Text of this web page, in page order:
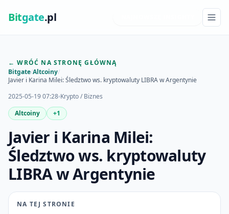
Bitgate.pl
← WRÓĆ NA STRONĘ GŁÓWNĄ
Bitgate/Altcoiny/
Javier i Karina Milei: Śledztwo ws. kryptowaluty LIBRA w Argentynie
2025-05-19 07:28 Krypto / Biznes
Altcoiny
+1
Javier i Karina Milei:
Śledztwo ws. kryptowaluty
LIBRA w Argentynie
NA TEJ STRONIE